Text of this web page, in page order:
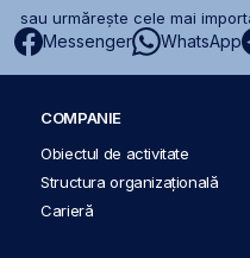
sau urmărește cele mai
Messenger WhatsApp
COMPANIE
Obiectul de activitate
Structura organizațională
Carieră